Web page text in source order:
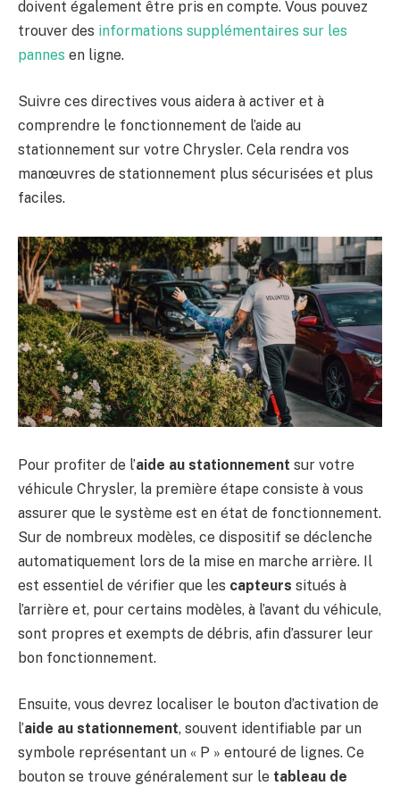
doivent également être pris en compte. Vous pouvez
trouver des informations supplémentaires sur les
pannes en ligne.
Suivre ces directives vous aidera à activer et à
comprendre le fonctionnement de l’aide au
stationnement sur votre Chrysler. Cela rendra vos
manœuvres de stationnement plus sécurisées et plus
faciles.
Pour profiter de l’aide au stationnement sur votre
véhicule Chrysler, la première étape consiste à vous
assurer que le système est en état de fonctionnement.
Sur de nombreux modèles, ce dispositif se déclenche
automatiquement lors de la mise en marche arrière. Il
est essentiel de vérifier que les capteurs situés à
l’arrière et, pour certains modèles, à l’avant du véhicule,
sont propres et exempts de débris, afin d’assurer leur
bon fonctionnement.
Ensuite, vous devrez localiser le bouton d’activation de
l’aide au stationnement, souvent identifiable par un
symbole représentant un « P » entouré de lignes. Ce
bouton se trouve généralement sur le tableau de